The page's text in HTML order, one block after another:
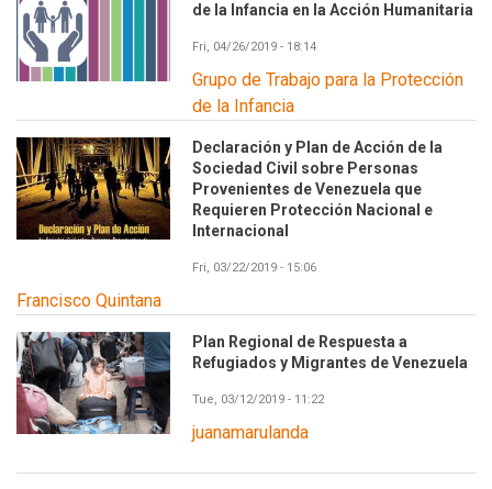
de la Infancia en la Acción Humanitaria
Fri, 04/26/2019 - 18:14
Grupo de Trabajo para la Protección
de la Infancia
Declaración y Plan de Acción de la
Sociedad Civil sobre Personas
Provenientes de Venezuela que
Requieren Protección Nacional e
Internacional
Fri, 03/22/2019 - 15:06
Francisco Quintana
Plan Regional de Respuesta a
Refugiados y Migrantes de Venezuela
Tue, 03/12/2019 - 11:22
juanamarulanda